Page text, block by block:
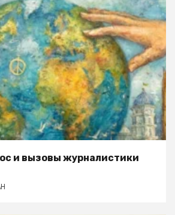
и вызовы журналистики